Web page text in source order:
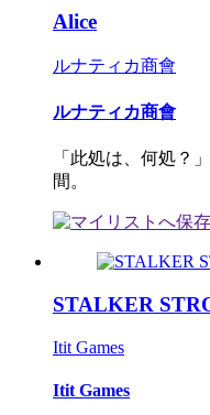
Alice
ルナティカ商會
ルナティカ商會
「此処は、何処？
間。
STALKER
Itit Games
Itit Games